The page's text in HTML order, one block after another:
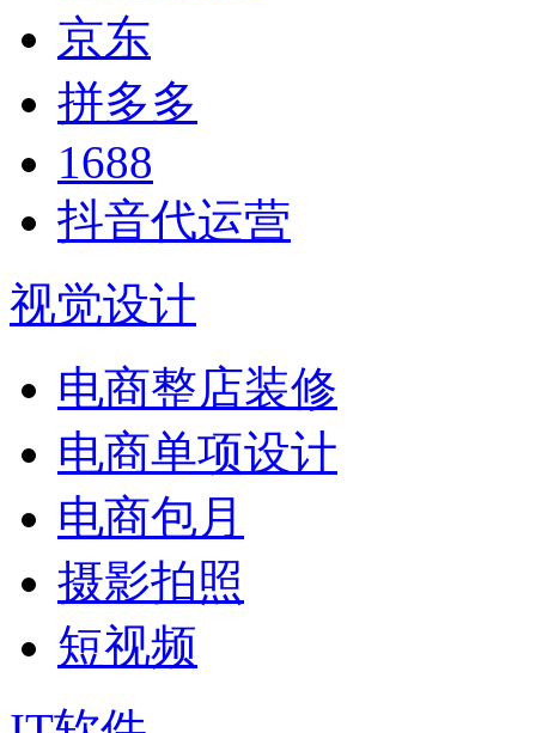
京东
拼多多
1688
抖音代运营
视觉设计
电商整店装修
电商单项设计
电商包月
摄影拍照
短视频